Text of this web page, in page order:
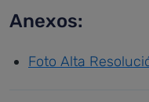
Anexos:
Foto Alta